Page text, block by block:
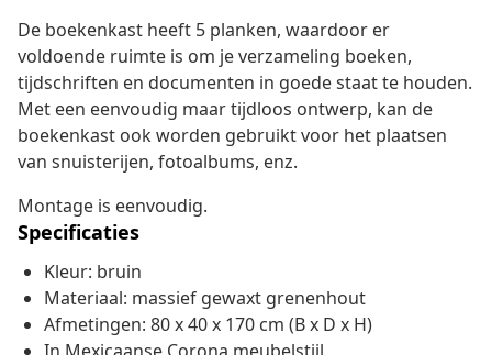
De boekenkast heeft 5 planken, waardoor er
voldoende ruimte is om je verzameling boeken,
tijdschriften en documenten in goede staat te houden.
Met een eenvoudig maar tijdloos ontwerp, kan de
boekenkast ook worden gebruikt voor het plaatsen
van snuisterijen, fotoalbums, enz.
Montage is eenvoudig.
Specificaties
Kleur: bruin
Materiaal: massief gewaxt grenenhout
Afmetingen: 80 x 40 x 170 cm (B x D x H)